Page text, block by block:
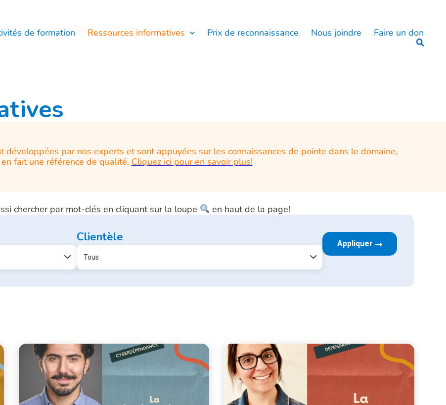
de formation Ressources informatives Prix de reconnaissance Nous joindre Faire un don
développées par nos experts et sont appuyées sur les connaissances de pointe dans le domaine,
fait une référence de qualité. Cliquez ici pour en savoir plus!
chercher par mot-clés en cliquant sur la loupe en haut de la page!
Clientèle Appliquer